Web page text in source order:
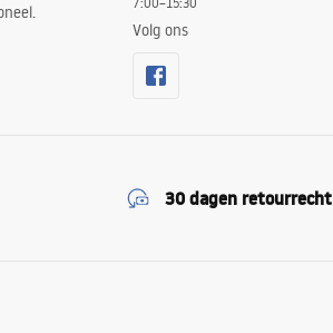
Volg ons
30 dagen retourrecht